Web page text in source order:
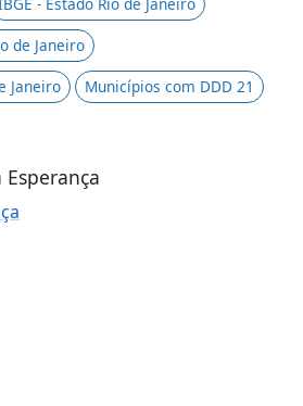
de Janeiro
Janeiro
Municípios com DDD 21
Esperança